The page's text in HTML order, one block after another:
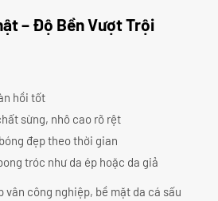
– Độ Bền Vượt Trội
hồi tốt
sừng, nhô cao rõ rệt
đẹp theo thời gian
tróc như da ép hoặc da giả
vân công nghiệp, bề mặt da cá sấu